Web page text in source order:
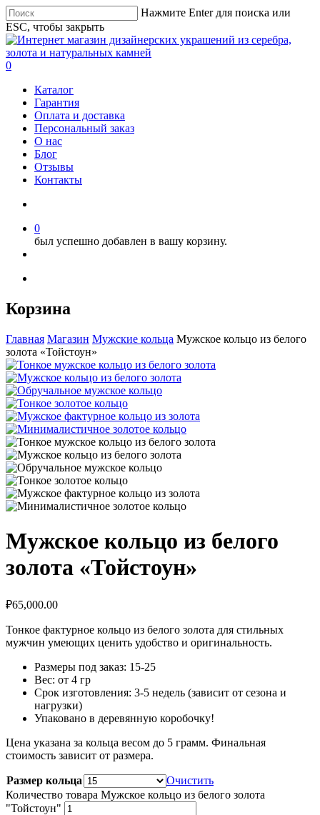
Нажмите Enter для поиска или
ESC, чтобы закрыть
0
Каталог
Гарантия
Оплата и доставка
Персональный заказ
О нас
Блог
Отзывы
Контакты
0
был успешно добавлен в вашу корзину.
Корзина
Главная Магазин Мужские кольца Мужское кольцо из белого
золота «Тойстоун»
Мужское кольцо из белого
золота «Тойстоун»
₽65,000.00
Тонкое фактурное кольцо из белого золота для стильных
мужчин умеющих ценить удобство и оригинальность.
Размеры под заказ: 15-25
Вес: от 4 гр
Срок изготовления: 3-5 недель (зависит от сезона и
нагрузки)
Упаковано в деревянную коробочку!
Цена указана за кольца весом до 5 грамм. Финальная
стоимость зависит от размера.
Размер кольца
Очистить
Количество товара Мужское кольцо из белого золота
"Тойстоун"